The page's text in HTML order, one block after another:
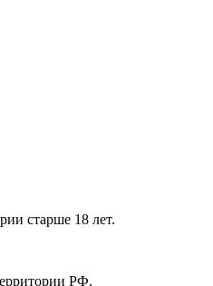
старше 18 лет.
РФ.